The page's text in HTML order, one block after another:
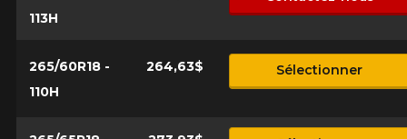
113H
265/60R18 -
110H
264,63$ Sélectionner